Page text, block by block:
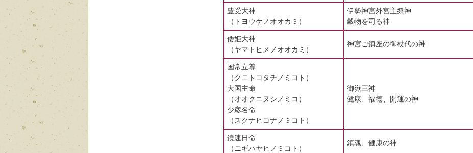
豊受大神
（トヨウケノオオカミ）
伊勢神宮外宮主祭神
穀物を司る神
倭姫大神
（ヤマトヒメノオオカミ）
神宮ご鎮座の御杖代の神
国常立尊
（クニトコタチノミコト）
大国主命
（オオクニヌシノミコ）
少彦名命
（スクナヒコナノミコト）
御嶽三神
健康、福徳、開運の神
鐃速日命
（ニギハヤヒノミコト）
鎮魂、健康の神